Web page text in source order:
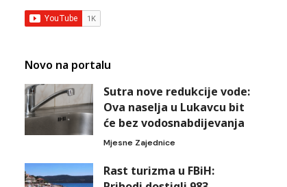
Novo na portalu
Sutra nove redukcije vode:
Ova naselja u Lukavcu bit
će bez vodosnabdijevanja
Mjesne Zajednice
Rast turizma u FBiH: